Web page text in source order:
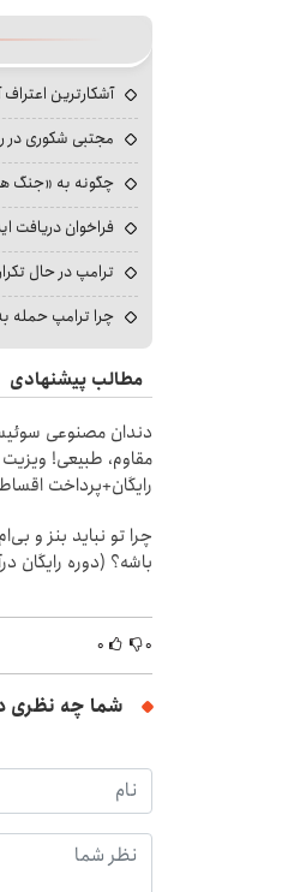
آشکارترین
مجتبی شکوری در
چگونه به «جنگ
فراخوان دریافت
ترامپ در حال
چرا ترامپ حمله
مطالب پیشنهادی
دندان مصنوعی
مقاوم، طبیعی! ویزیت
رایگان+پرداخت
چرا تو نباید بنز و
باشه؟ (دوره رایگان
۰ ۰
شما چه نظری